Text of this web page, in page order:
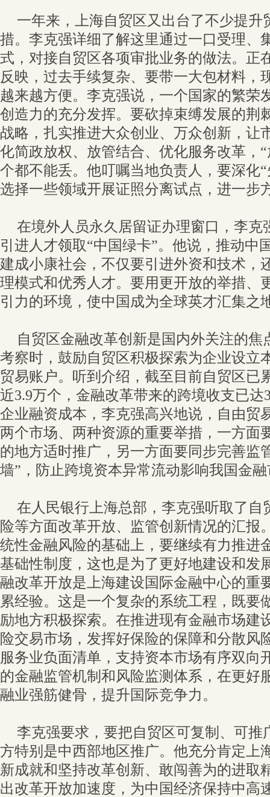
一年来，上海自贸区又出台了不少提升
措。李克强详细了解这里通过一口受理、
式，对接自贸区各项审批业务的做法。正
反映，过去手续复杂、要带一大包材料，
越来越方便。李克强说，一个国家的繁荣
创造力的充分发挥。要砍掉束缚发展的荆
战略，扎实推进大众创业、万众创新，让
化简政放权、放管结合、优化服务改革，
个都不能丢。他叮嘱当地负责人，要深化
选择一些领域开展证照分离试点，进一步
在境外人员永久居留证办理窗口，李克
引进人才领取“中国绿卡”。他说，推动中
建成小康社会，不仅要引进外资和技术，
理模式和优秀人才。要用更开放的举措、
引力的环境，使中国成为全球英才汇集之
自贸区金融改革创新是国内外关注的焦
考察时，鼓励自贸区积极探索为企业设立
贸易账户。听到介绍，截至目前自贸区已
近3.9万个，金融改革带来的跨境收支已达
企业融资成本，李克强高兴地说，自由贸
两个市场、两种资源的重要举措，一方面
的地方适时推广，另一方面要同步完善监
墙”，防止跨境资本异常流动影响我国金
在人民银行上海总部，李克强听取了自
险等方面改革开放、监管创新情况的汇报
统性金融风险的基础上，要继续有力推进
基础性制度，这也是为了更好地建设和发
融改革开放是上海建设国际金融中心的重
累经验。这是一个复杂的系统工程，既要
励地方积极探索。在推进现有金融市场建
险交易市场，发挥好保险的保障和分散风
服务业负面清单，支持资本市场有序双向
的金融监管机制和风险监测体系，在更好
融业强筋健骨，提升国际竞争力。
李克强要求，要把自贸区可复制、可推
方特别是中西部地区推广。他充分肯定上
新成就和坚持改革创新、敢闯善为的进取
出改革开放加速度，为中国经济保持中高